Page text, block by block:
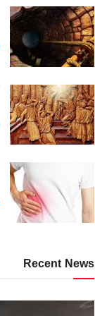
Recent News